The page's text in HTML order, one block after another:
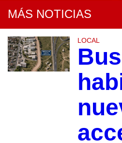
MÁS NOTICIAS
LOCAL